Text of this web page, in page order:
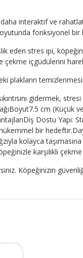
interaktif ve
fonksiyonel bir
eden stres ipi,
içgüdülerini
plakların
gidermek,
cm
Dostu Yapı:
bir
kolayca
karşılıklı
Köpeğinizin